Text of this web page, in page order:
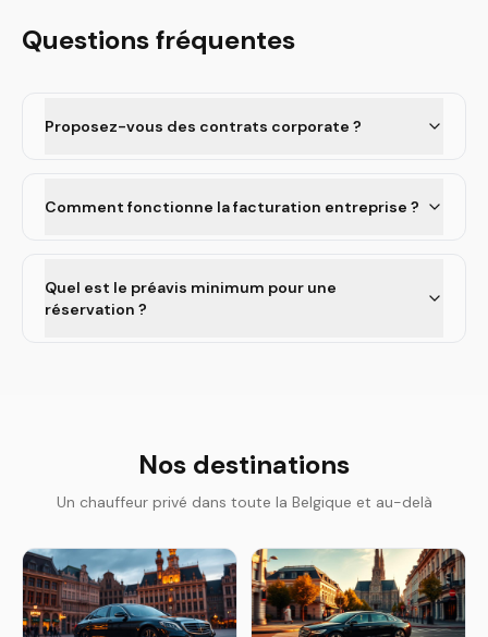
Questions fréquentes
Proposez-vous des contrats corporate ?
Comment fonctionne la facturation entreprise ?
Quel est le préavis minimum pour une
réservation ?
Nos destinations
Un chauffeur privé dans toute la Belgique et au-delà